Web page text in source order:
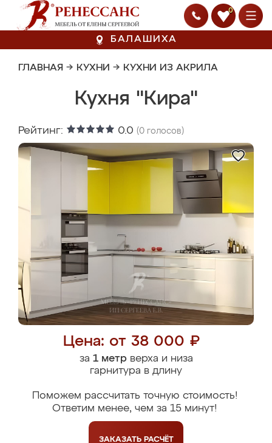
0
БАЛАШИХА
ГЛАВНАЯ → КУХНИ → КУХНИ ИЗ АКРИЛА
Кухня "Кира"
Рейтинг: 0.0 (0 голосов)
Цена: от 38 000 ₽
за 1 метрверха и низа
гарнитура в длину
Поможем рассчитать точную стоимость!
Ответим менее, чем за 15 минут!
ЗАКАЗАТЬ РАСЧЁТ